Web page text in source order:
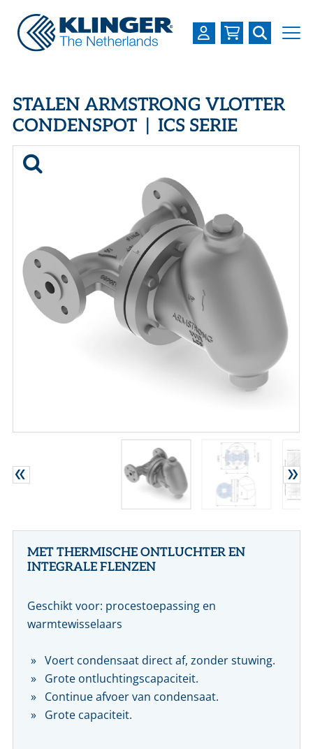
PRODUCTEN
INDUSTRIEËN
SERVICES
REGISTREREN
WERKEN BIJ
STALEN ARMSTRONG VLOTTER
CONDENSPOT | ICS SERIE
MET THERMISCHE ONTLUCHTER EN
INTEGRALE FLENZEN
Geschikt voor: procestoepassing en
warmtewisselaars
Voert condensaat direct af, zonder stuwing.
Grote ontluchtingscapaciteit.
Continue afvoer van condensaat.
Grote capaciteit.